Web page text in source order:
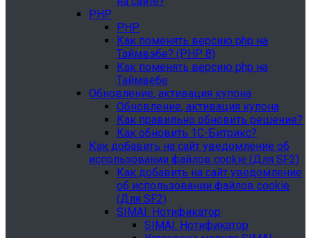
PHP
PHP
Как поменять версию php на
Таймвэбе? (PHP 8)
Как поменять версию php на
Таймвебе
Обновление, активация купона
Обновление, активация купона
Как правильно обновить решение?
Как обновить 1С-Битрикс?
Как добавить на сайт уведомление об
использовании файлов cookie (Для SF2)
Как добавить на сайт уведомление
об использовании файлов cookie
(Для SF2)
SIMAI: Нотификатор
SIMAI: Нотификатор